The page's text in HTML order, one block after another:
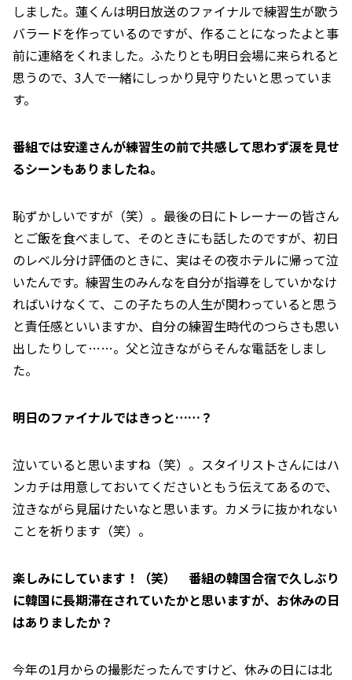
しました。蓮くんは明日放送のファイナルで練習生が歌う
バラードを作っているのですが、作ることになったよと事
前に連絡をくれました。ふたりとも明日会場に来られると
思うので、3人で一緒にしっかり見守りたいと思っていま
す。
――番組では安達さんが練習生の前で共感して思わず涙を見せ
るシーンもありましたね。
恥ずかしいですが（笑）。最後の日にトレーナーの皆さん
とご飯を食べまして、そのときにも話したのですが、初日
のレベル分け評価のときに、実はその夜ホテルに帰って泣
いたんです。練習生のみんなを自分が指導をしていかなけ
ればいけなくて、この子たちの人生が関わっていると思う
と責任感といいますか、自分の練習生時代のつらさも思い
出したりして……。父と泣きながらそんな電話をしまし
た。
――明日のファイナルではきっと……？
泣いていると思いますね（笑）。スタイリストさんにはハ
ンカチは用意しておいてくださいともう伝えてあるので、
泣きながら見届けたいなと思います。カメラに抜かれない
ことを祈ります（笑）。
――楽しみにしています！（笑） 番組の韓国合宿で久しぶり
に韓国に長期滞在されていたかと思いますが、お休みの日
はありましたか？
今年の1月からの撮影だったんですけど、休みの日には北